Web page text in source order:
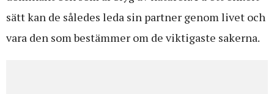
sätt kan de således leda sin partner genom livet och
vara den som bestämmer om de viktigaste sakerna.